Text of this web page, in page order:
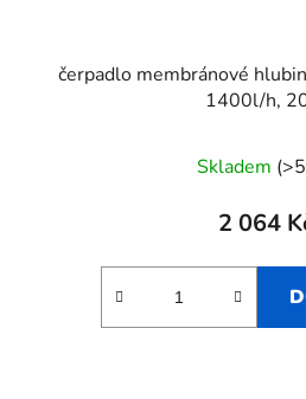
čerpadlo membránové
1400l/h,
Skladem
2 064